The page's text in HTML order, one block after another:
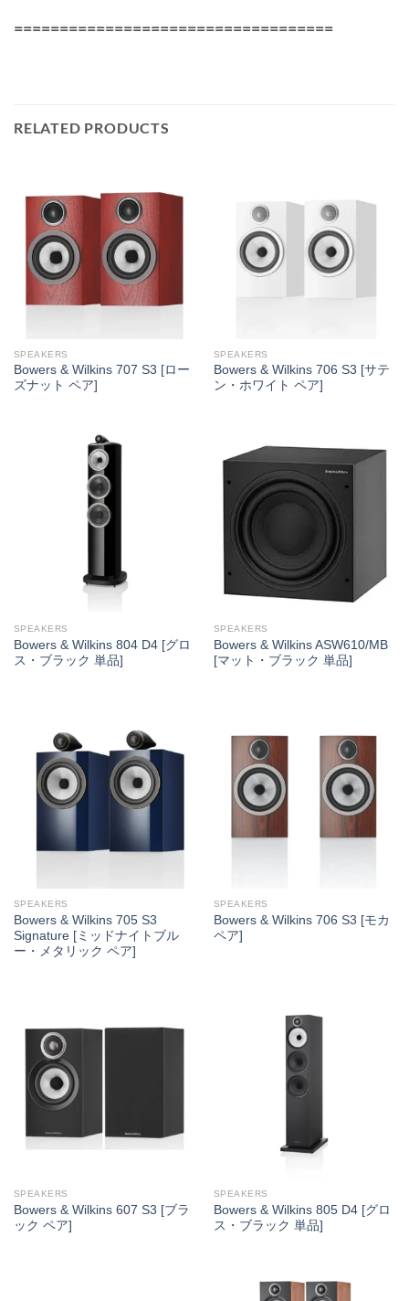
===================================
RELATED PRODUCTS
SPEAKERS
Bowers & Wilkins 707 S3 [ロー
ズナット ペア]
SPEAKERS
Bowers & Wilkins 706 S3 [サテ
ン・ホワイト ペア]
SPEAKERS
Bowers & Wilkins 804 D4 [グロ
ス・ブラック 単品]
SPEAKERS
Bowers & Wilkins ASW610/MB
[マット・ブラック 単品]
SPEAKERS
Bowers & Wilkins 705 S3
Signature [ミッドナイトブル
ー・メタリック ペア]
SPEAKERS
Bowers & Wilkins 706 S3 [モカ
ペア]
SPEAKERS
Bowers & Wilkins 607 S3 [ブラ
ック ペア]
SPEAKERS
Bowers & Wilkins 805 D4 [グロ
ス・ブラック 単品]